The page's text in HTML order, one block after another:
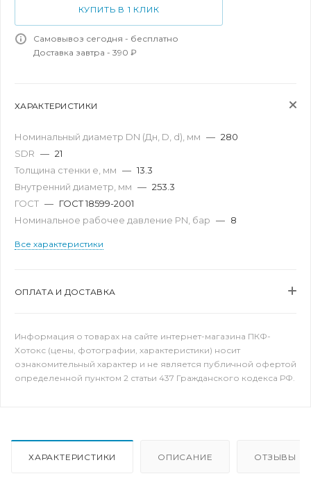
КУПИТЬ В 1 КЛИК
Самовывоз сегодня - бесплатно
Доставка завтра - 390 ₽
ХАРАКТЕРИСТИКИ
Номинальный диаметр DN (Дн, D, d), мм — 280
SDR — 21
Толщина стенки e, мм — 13.3
Внутренний диаметр, мм — 253.3
ГОСТ — ГОСТ 18599-2001
Номинальное рабочее давление PN, бар — 8
Все характеристики
ОПЛАТА И ДОСТАВКА
Информация о товарах на сайте интернет-магазина ПКФ-
Хотокс (цены, фотографии, характеристики) носит
ознакомительный характер и не является публичной офертой
определенной пунктом 2 статьи 437 Гражданского кодекса РФ.
ХАРАКТЕРИСТИКИ ОПИСАНИЕ ОТЗЫВЫ